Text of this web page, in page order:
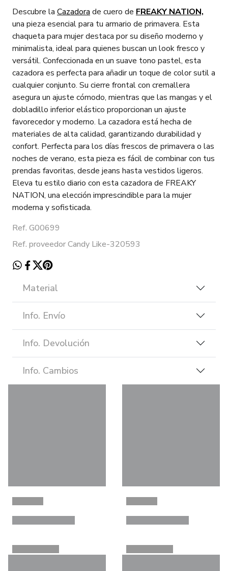
Descubre la Cazadora de cuero de FREAKY NATION,
una pieza esencial para tu armario de primavera. Esta
chaqueta para mujer destaca por su diseño moderno y
minimalista, ideal para quienes buscan un look fresco y
versátil. Confeccionada en un suave tono pastel, esta
cazadora es perfecta para añadir un toque de color sutil a
cualquier conjunto. Su cierre frontal con cremallera
asegura un ajuste cómodo, mientras que las mangas y el
dobladillo inferior elástico proporcionan un ajuste
favorecedor y moderno. La cazadora está hecha de
materiales de alta calidad, garantizando durabilidad y
confort. Perfecta para los días frescos de primavera o las
noches de verano, esta pieza es fácil de combinar con tus
prendas favoritas, desde jeans hasta vestidos ligeros.
Eleva tu estilo diario con esta cazadora de FREAKY
NATION, una elección imprescindible para la mujer
moderna y sofisticada.
Ref. G00699
Ref. proveedor Candy Like-320593
Material
Info. Envío
Info. Devolución
Info. Cambios